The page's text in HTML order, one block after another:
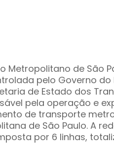
Metropolitano de São
pelo Governo
de Estado dos
pela operação e
de transporte
de São Paulo. A
por 6 linhas,